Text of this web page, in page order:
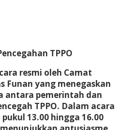
TPPO
resmi oleh Camat
Funan yang menegaskan
antara pemerintah dan
TPPO. Dalam acara
13.00 hingga 16.00